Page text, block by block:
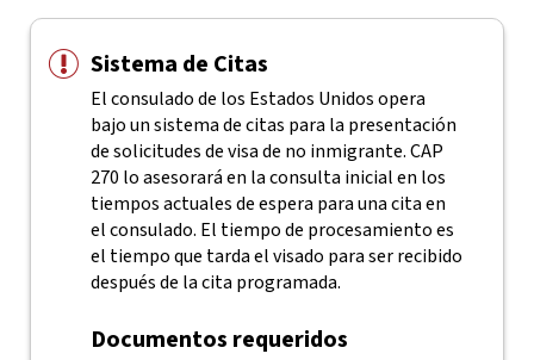
Sistema de Citas
El consulado de los Estados Unidos opera
bajo un sistema de citas para la presentación
de solicitudes de visa de no inmigrante. CAP
270 lo asesorará en la consulta inicial en los
tiempos actuales de espera para una cita en
el consulado. El tiempo de procesamiento es
el tiempo que tarda el visado para ser recibido
después de la cita programada.
Documentos requeridos